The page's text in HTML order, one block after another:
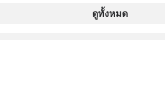
ต่อได้จริง ๆ ลงทุนแมนจะเล่า
ดูทั้งหมด